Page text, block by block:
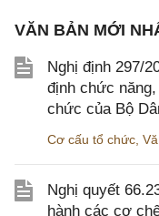
VĂN BẢN MỚI
Nghị định 297/
định chức
chức của Bộ
Cơ cấu tổ chức
Nghị quyết
hành các cơ